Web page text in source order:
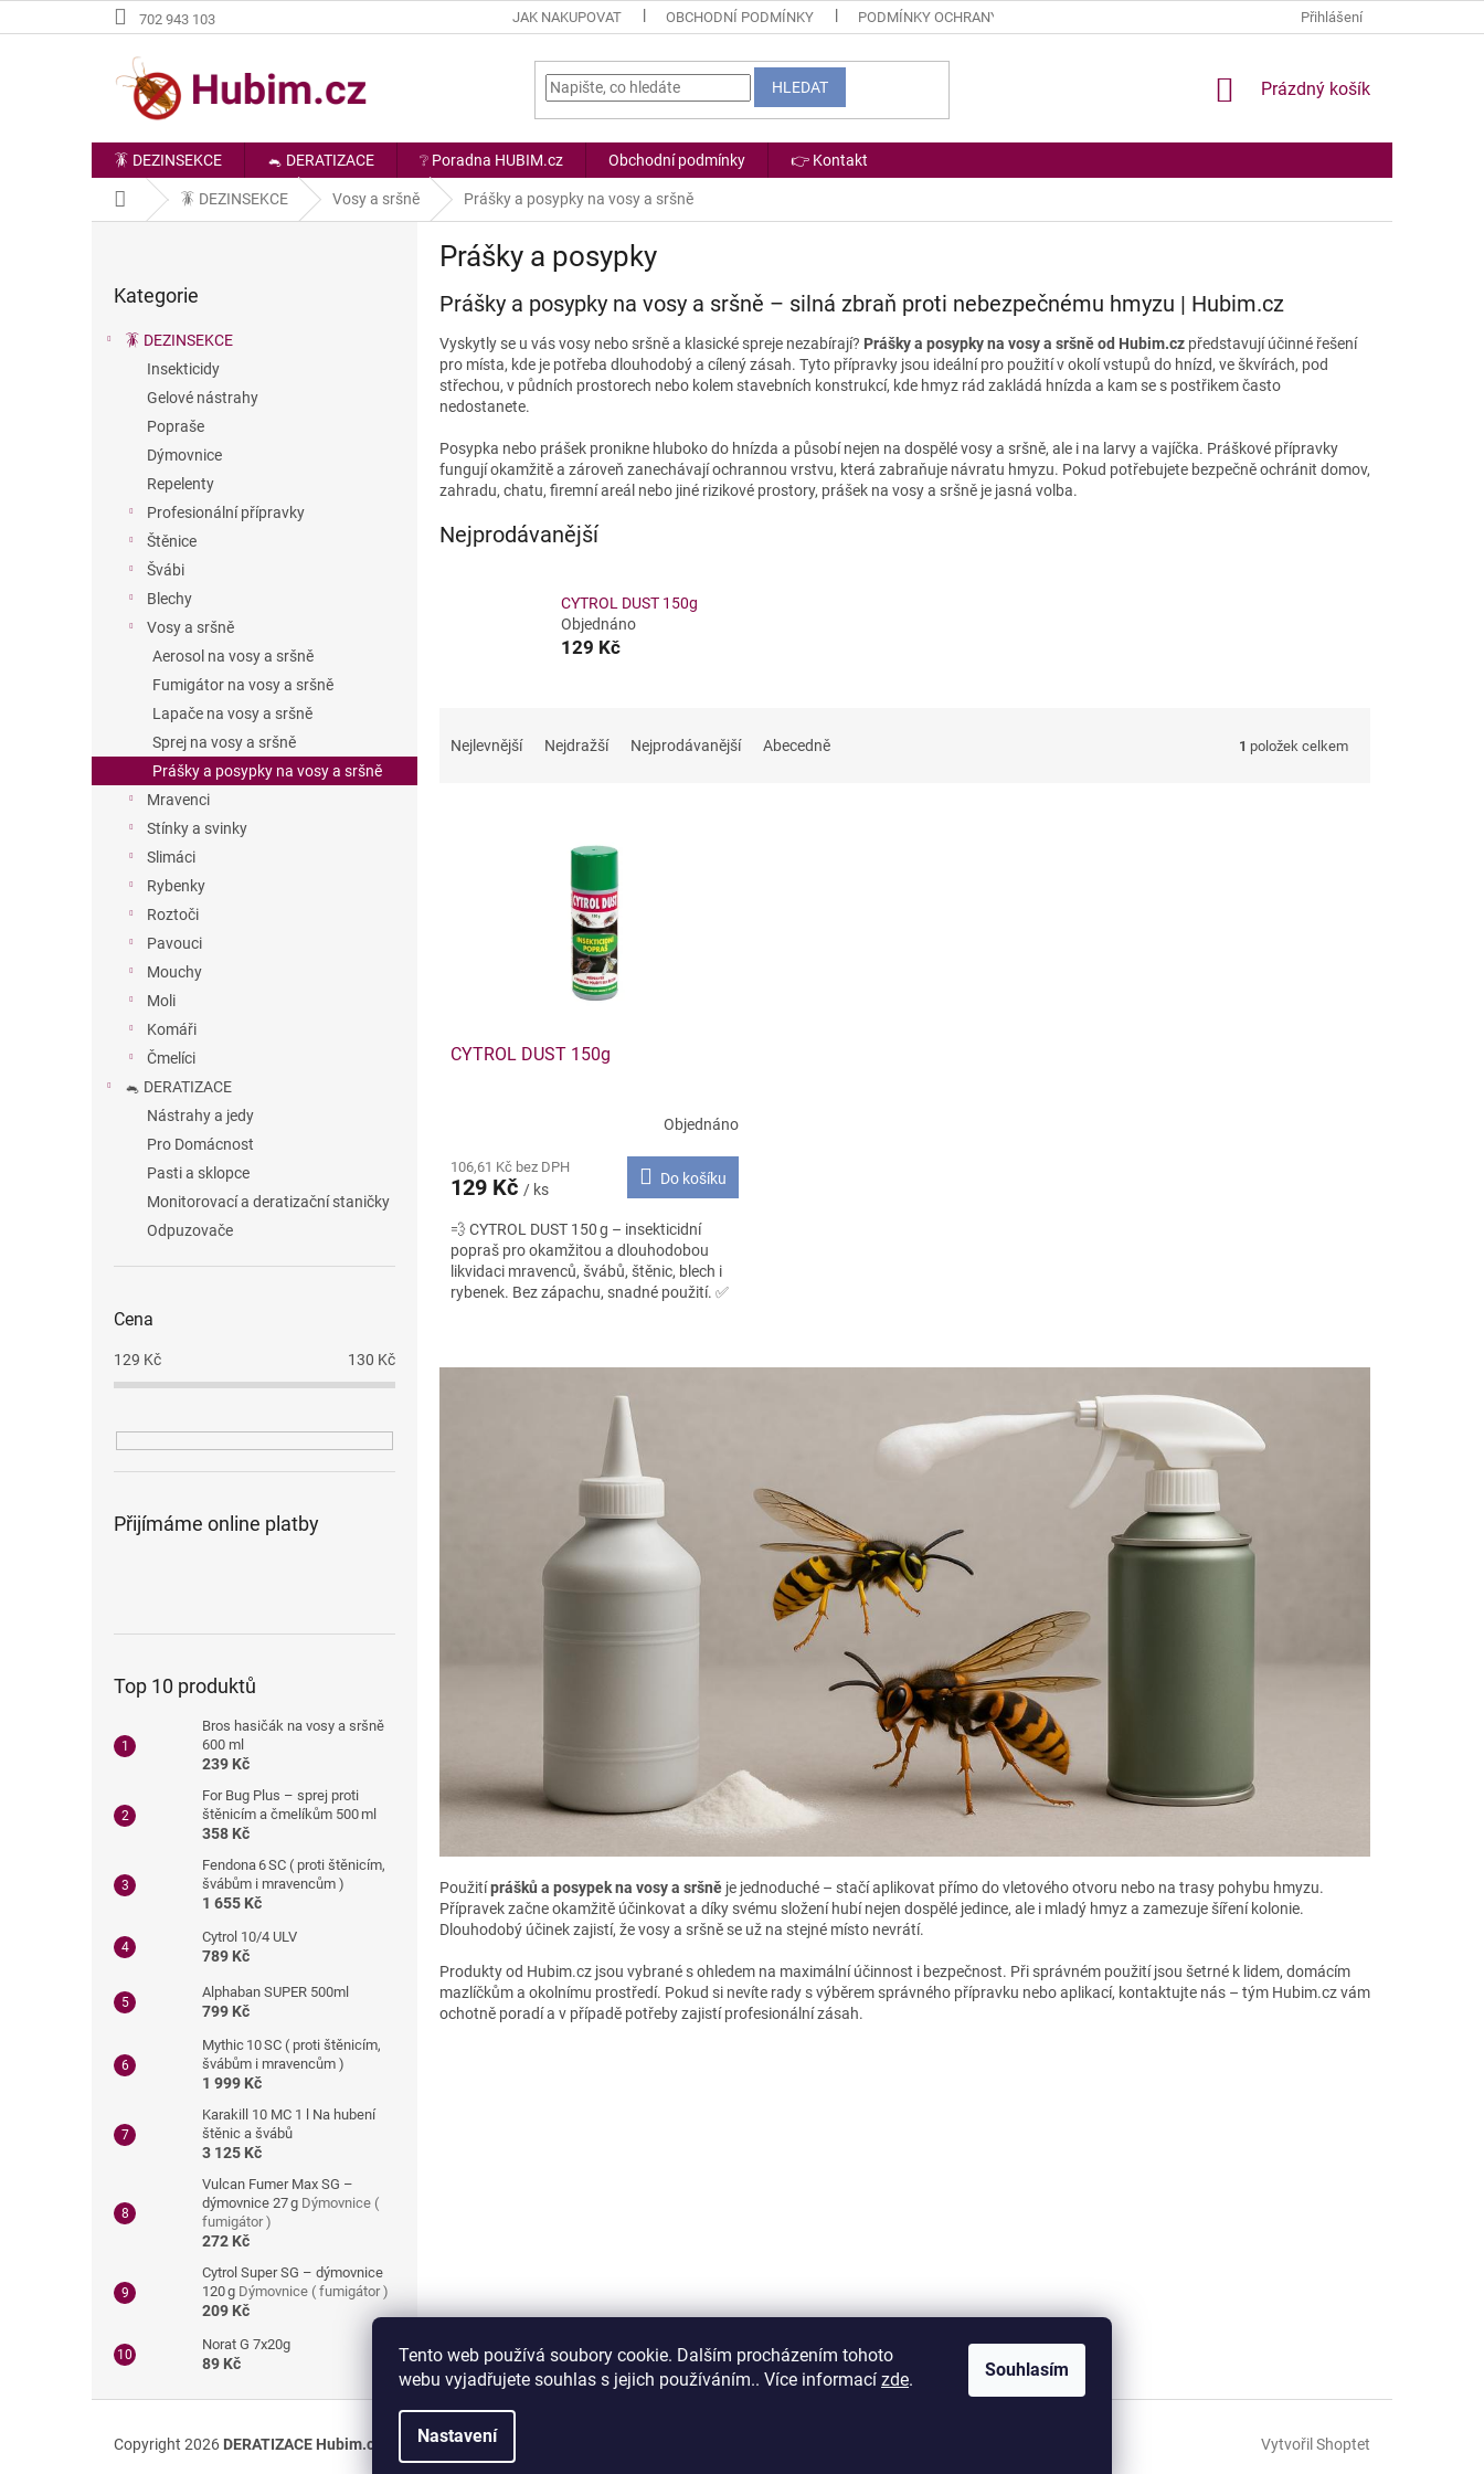
Tento web používá soubory cookie. Dalším procházením tohoto
webu vyjadřujete souhlas s jejich používáním.. Více informací zde.
Nastavení
Souhlasím
na
702 943 103 JAK NAKUPOVAT OBCHODNÍ PODMÍNKY PODMÍNKY OCHRANY OSOBNÍCH ÚDAJŮ Přihlášení
HLEDAT
NÁKUPNÍ
Prázdný košík
🪳 DEZINSEKCE 🐁 DERATIZACE ❔ Poradna HUBIM.cz Obchodní podmínky 👉 Kontakt
Domů 🪳 DEZINSEKCE Vosy a sršně Prášky a posypky na vosy a sršně
kategorie
Kategorie
🪳 DEZINSEKCE
Insekticidy
Gelové nástrahy
Popraše
Dýmovnice
Repelenty
Profesionální přípravky
Štěnice
Švábi
Blechy
Vosy a sršně
Aerosol na vosy a sršně
Fumigátor na vosy a sršně
Lapače na vosy a sršně
Sprej na vosy a sršně
Prášky a posypky na vosy a sršně
Mravenci
Stínky a svinky
Slimáci
Rybenky
Roztoči
Pavouci
Mouchy
Moli
Komáři
Čmelíci
🐁 DERATIZACE
Nástrahy a jedy
Pro Domácnost
Pasti a sklopce
Monitorovací a deratizační staničky
Odpuzovače
Cena
129 Kč 130 Kč
Přijímáme online platby
Top 10 produktů
Bros hasičák na vosy a sršně
600 ml
239 Kč
For Bug Plus – sprej proti
štěnicím a čmelíkům 500 ml
358 Kč
Fendona 6 SC ( proti štěnicím,
švábům i mravencům )
1 655 Kč
Cytrol 10/4 ULV
789 Kč
Alphaban SUPER 500ml
799 Kč
Mythic 10 SC ( proti štěnicím,
švábům i mravencům )
1 999 Kč
Karakill 10 MC 1 l Na hubení
štěnic a švábů
3 125 Kč
Vulcan Fumer Max SG –
dýmovnice 27 g Dýmovnice (
fumigátor )
272 Kč
Cytrol Super SG – dýmovnice
120 g Dýmovnice ( fumigátor )
209 Kč
Norat G 7x20g
89 Kč
Prášky a posypky
Prášky a posypky na vosy a sršně – silná zbraň proti nebezpečnému hmyzu | Hubim.cz
Vyskytly se u vás vosy nebo sršně a klasické spreje nezabírají? Prášky a posypky na vosy a sršně od Hubim.cz představují účinné řešení
pro místa, kde je potřeba dlouhodobý a cílený zásah. Tyto přípravky jsou ideální pro použití v okolí vstupů do hnízd, ve škvírách, pod
střechou, v půdních prostorech nebo kolem stavebních konstrukcí, kde hmyz rád zakládá hnízda a kam se s postřikem často
nedostanete.
Posypka nebo prášek pronikne hluboko do hnízda a působí nejen na dospělé vosy a sršně, ale i na larvy a vajíčka. Práškové přípravky
fungují okamžitě a zároveň zanechávají ochrannou vrstvu, která zabraňuje návratu hmyzu. Pokud potřebujete bezpečně ochránit domov,
zahradu, chatu, firemní areál nebo jiné rizikové prostory, prášek na vosy a sršně je jasná volba.
Nejprodávanější
CYTROL DUST 150g
Objednáno
129 Kč
Nejlevnější Nejdražší Nejprodávanější Abecedně 1 položek celkem
CYTROL DUST 150g
Objednáno
106,61 Kč bez DPH
129 Kč / ks
Do košíku
💨 CYTROL DUST 150 g – insekticidní
popraš pro okamžitou a dlouhodobou
likvidaci mravenců, švábů, štěnic, blech i
rybenek. Bez zápachu, snadné použití. ✅
v
d
a
c
v
k
y
v
i
s
u
Použitíprášků a posypek na vosy a sršně je jednoduché – stačí aplikovat přímo do vletového otvoru nebo na trasy pohybu hmyzu.
Přípravek začne okamžitě účinkovat a díky svému složení hubí nejen dospělé jedince, ale i mladý hmyz a zamezuje šíření kolonie.
Dlouhodobý účinek zajistí, že vosy a sršně se už na stejné místo nevrátí.
Produkty od Hubim.cz jsou vybrané s ohledem na maximální účinnost i bezpečnost. Při správném použití jsou šetrné k lidem, domácím
mazlíčkům a okolnímu prostředí. Pokud si nevíte rady s výběrem správného přípravku nebo aplikací, kontaktujte nás – tým Hubim.cz vám
ochotně poradí a v případě potřeby zajistí profesionální zásah.
Vytvořil Shoptet
Copyright 2026 DERATIZACE Hubim.cz s.r.o.. Všechna práva vyhrazena.